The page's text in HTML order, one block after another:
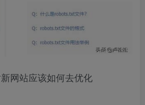
网站应该如何去优化